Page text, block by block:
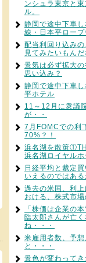
ンシュラ東京と
ル。
静岡で途中下車
線・日本平ロー
配当利回り込み
見てみたいもん
景気は必ず拡大
思い込み？
静岡で途中下車
平ホテル
11～12月に衆議
が・・
7月FOMCでの利
70%？！
浜名湖を散策
浜名湖ロイヤルホ
日経平均と裁定
いえるのではある
過去の米国、利
おける、株式市
「株価は企業の
臨太郎さんが亡
ね・・・
米雇用者数、予
と・・・
景色が変わってき